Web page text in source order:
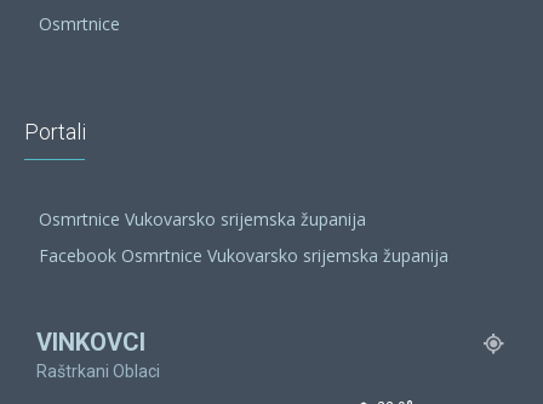
Osmrtnice
Portali
Osmrtnice Vukovarsko srijemska županija
Facebook Osmrtnice Vukovarsko srijemska županija
VINKOVCI
Raštrkani Oblaci